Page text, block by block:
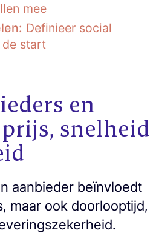
mee
Definieer social
start
en
snelheid
aanbieder beïnvloedt
maar ook doorlooptijd,